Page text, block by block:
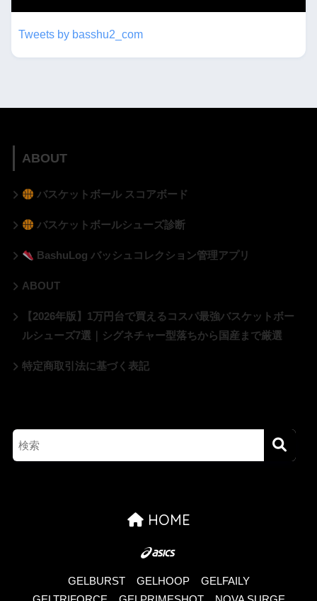
Tweets by basshu2_com
ABOUT
バスケットボール スコアボード
バスケットボールシューズ診断
BashuLog バッシュコレクション管理アプリ
ABOUT
【2026年版】1万円台で買えるコスパ最強バスケットボー
ルシューズ7選｜シグネチャー型落ちから国産まで厳選
特定商取引法に基づく表記
HOME
GELBURST GELHOOP
GELFAILY